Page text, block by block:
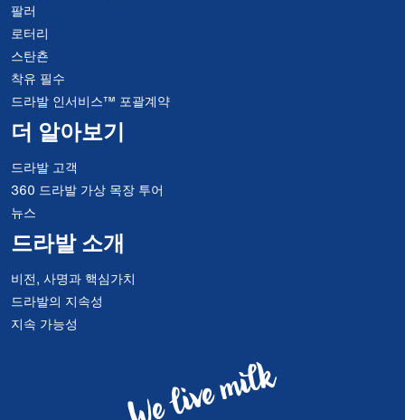
팔러
로터리
스탄쵼
착유 필수
드라발 인서비스™ 포괄계약
더 알아보기
드라발 고객
360 드라발 가상 목장 투어
뉴스
드라발 소개
비전, 사명과 핵심가치
드라발의 지속성
지속 가능성